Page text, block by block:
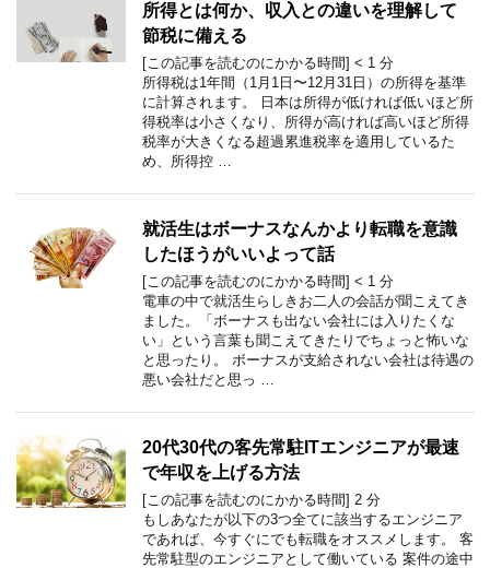
所得とは何か、収入との違いを理解して
節税に備える
[この記事を読むのにかかる時間] < 1 分
所得税は1年間（1月1日〜12月31日）の所得を基準
に計算されます。 日本は所得が低ければ低いほど所
得税率は小さくなり、所得が高ければ高いほど所得
税率が大きくなる超過累進税率を適用しているた
め、所得控 …
就活生はボーナスなんかより転職を意識
したほうがいいよって話
[この記事を読むのにかかる時間] < 1 分
電車の中で就活生らしきお二人の会話が聞こえてき
ました。「ボーナスも出ない会社には入りたくな
い」という言葉も聞こえてきたりでちょっと怖いな
と思ったり。 ボーナスが支給されない会社は待遇の
悪い会社だと思っ …
20代30代の客先常駐ITエンジニアが最速
で年収を上げる方法
[この記事を読むのにかかる時間] 2 分
もしあなたが以下の3つ全てに該当するエンジニア
であれば、今すぐにでも転職をオススメします。 客
先常駐型のエンジニアとして働いている 案件の途中